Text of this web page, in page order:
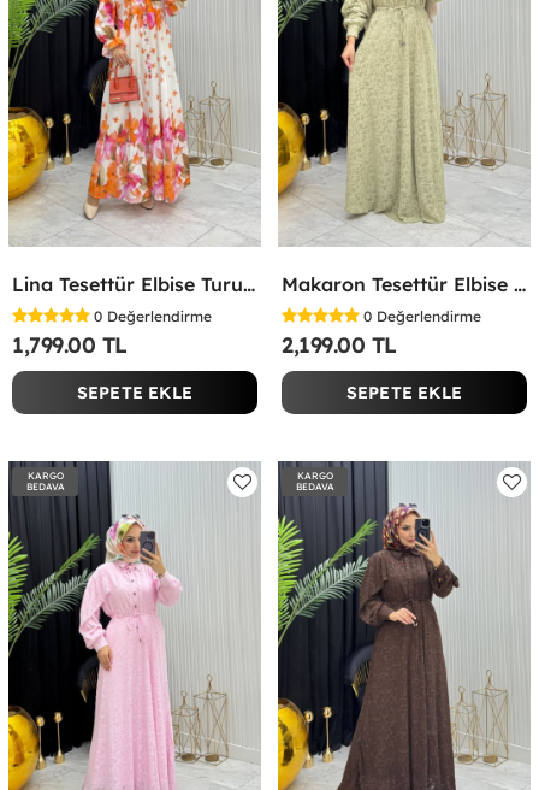
Lina Tesettür Elbise Turuncu Turuncu
0 Değerlendirme
1,799.00 TL
SEPETE EKLE
Makaron Tesettür Elbise Yeşil Yeşil
0 Değerlendirme
2,199.00 TL
SEPETE EKLE
KARGO
BEDAVA
KARGO
BEDAVA